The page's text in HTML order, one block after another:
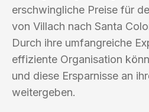
erschwingliche Preise für
von Villach nach Santa
Durch ihre umfangreiche
effiziente Organisation
und diese Ersparnisse an
weitergeben.